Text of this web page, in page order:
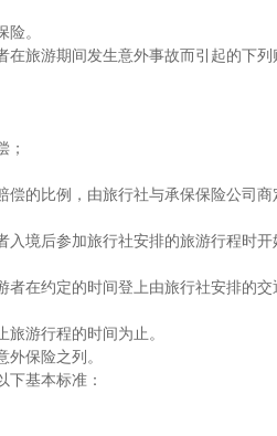
。
游期间发生意外事故而引起的下列
；
的比例，由旅行社与承保保险公司商
境后参加旅行社安排的旅游行程时开
在约定的时间登上由旅行社安排的交
游行程的时间为止。
保险之列。
基本标准：